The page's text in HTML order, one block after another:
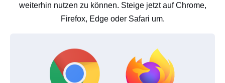
weiterhin nutzen zu können. Steige jetzt auf Chrome,
Firefox, Edge oder Safari um.